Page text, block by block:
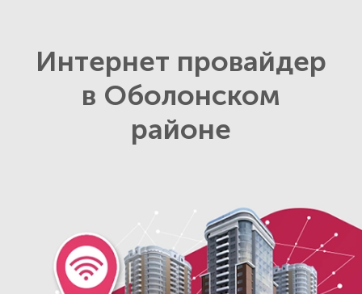
Интернет провайдер
в Оболонском
районе